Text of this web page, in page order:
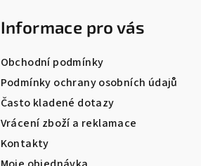
Informace pro vás
Obchodní podmínky
Podmínky ochrany osobních údajů
Často kladené dotazy
Vrácení zboží a reklamace
Kontakty